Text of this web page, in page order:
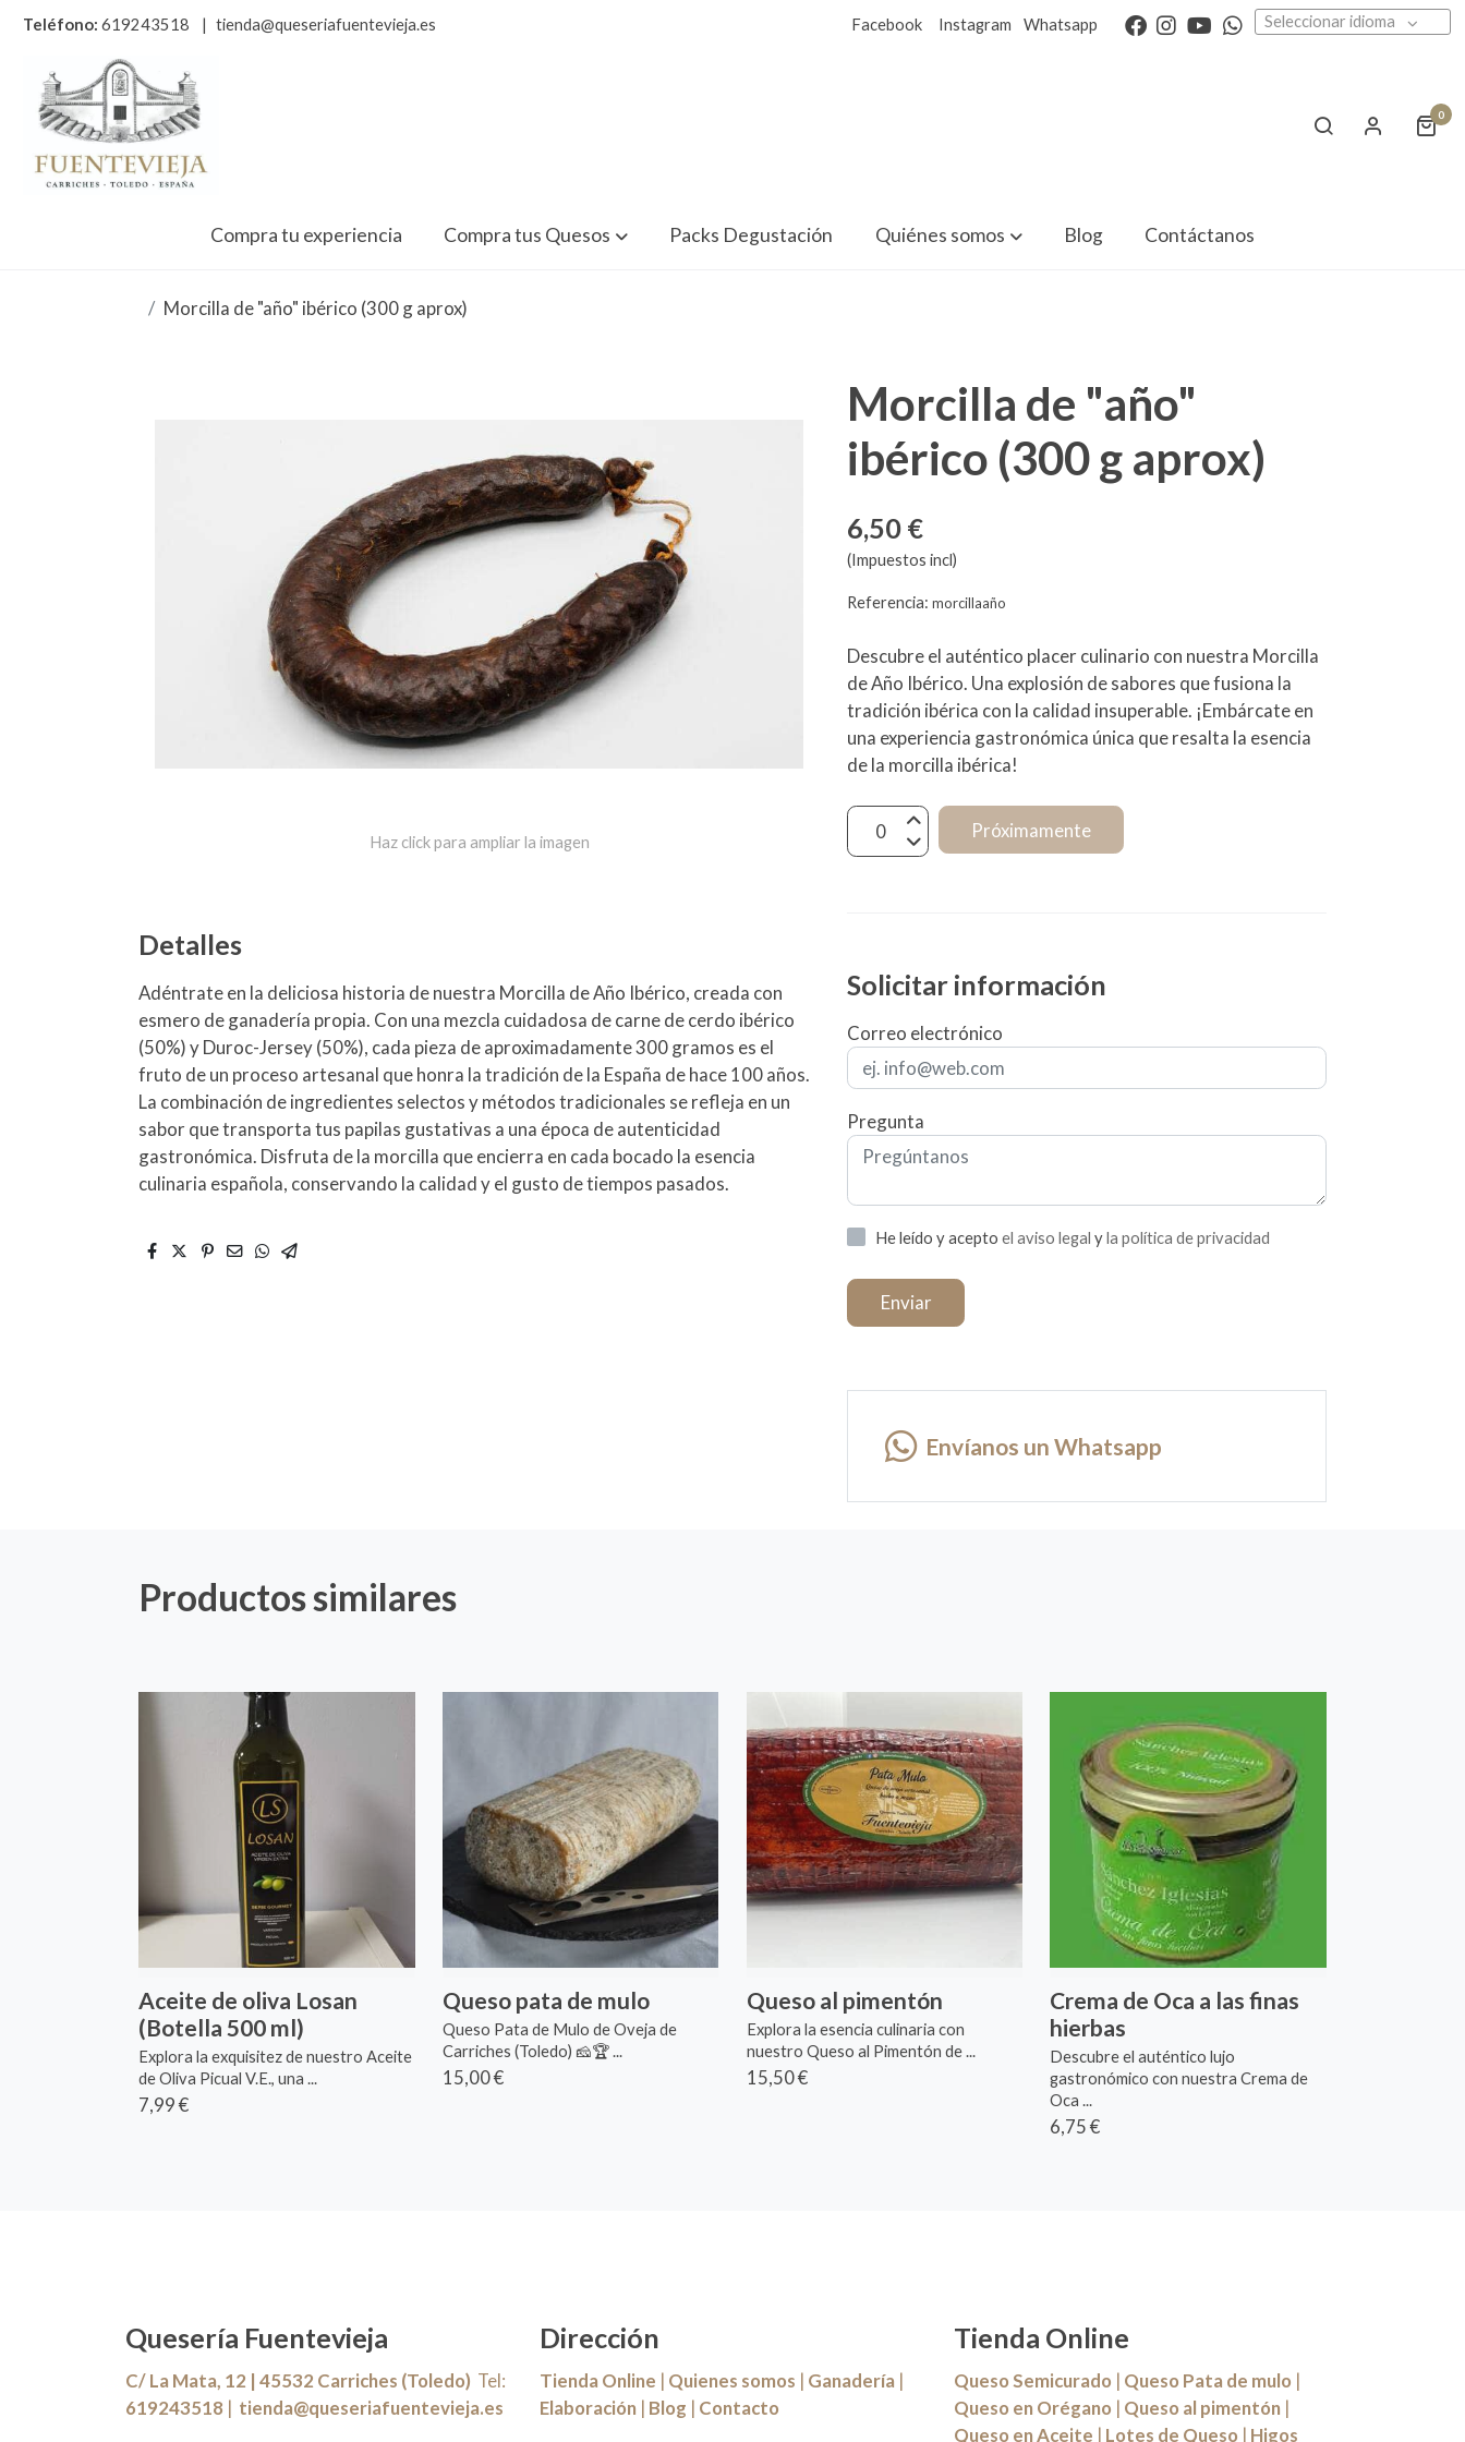
Teléfono: 619243518 | tienda@queseriafuentevieja.es Facebook Instagram Whatsapp Seleccionar idioma
0
Compra tu experiencia Compra tus Quesos Packs Degustación Quiénes somos Blog Contáctanos
Morcilla de "año" ibérico (300 g aprox)
Haz click para ampliar la imagen
Detalles
Adéntrate en la deliciosa historia de nuestra Morcilla de Año Ibérico, creada con
esmero de ganadería propia. Con una mezcla cuidadosa de carne de cerdo ibérico
(50%) y Duroc-Jersey (50%), cada pieza de aproximadamente 300 gramos es el
fruto de un proceso artesanal que honra la tradición de la España de hace 100 años.
La combinación de ingredientes selectos y métodos tradicionales se refleja en un
sabor que transporta tus papilas gustativas a una época de autenticidad
gastronómica. Disfruta de la morcilla que encierra en cada bocado la esencia
culinaria española, conservando la calidad y el gusto de tiempos pasados.
Morcilla de "año"
ibérico (300 g aprox)
6,50 €
(Impuestos incl)
Referencia:morcillaaño
Descubre el auténtico placer culinario con nuestra Morcilla
de Año Ibérico. Una explosión de sabores que fusiona la
tradición ibérica con la calidad insuperable. ¡Embárcate en
una experiencia gastronómica única que resalta la esencia
de la morcilla ibérica!
Próximamente
Solicitar información
Correo electrónico
Pregunta
He leído y acepto el aviso legal y la política de privacidad
Enviar
Envíanos un Whatsapp
Productos similares
Aceite de oliva Losan
(Botella 500 ml)
Explora la exquisitez de nuestro Aceite
de Oliva Picual V.E., una ...
7,99 €
Queso pata de mulo
Queso Pata de Mulo de Oveja de
Carriches (Toledo) 🧀🏆 ...
15,00 €
Queso al pimentón
Explora la esencia culinaria con
nuestro Queso al Pimentón de ...
15,50 €
Crema de Oca a las finas
hierbas
Descubre el auténtico lujo
gastronómico con nuestra Crema de
Oca ...
6,75 €
Quesería Fuentevieja
C/ La Mata, 12 | 45532 Carriches (Toledo) Tel:
619243518 | tienda@queseriafuentevieja.es
Dirección
Tienda Online | Quienes somos | Ganadería |
Elaboración | Blog | Contacto
Tienda Online
Queso Semicurado | Queso Pata de mulo |
Queso en Orégano | Queso al pimentón |
Queso en Aceite | Lotes de Queso | Higos